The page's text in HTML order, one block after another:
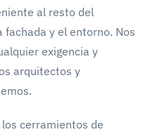
al resto del
y el entorno. Nos
exigencia y
arquitectos y
cerramientos de